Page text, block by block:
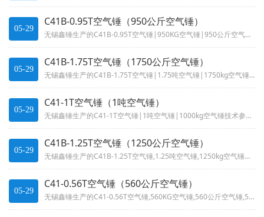
05-29
C41B-0.95T空气锤（950公斤空气锤）
无锡鑫锤生产的C41B-0.95T空气锤|950KG空气锤|950公斤空气锤技术参数噪声低、结构合理、操作方便,打击能量...
05-29
C41B-1.75T空气锤（1750公斤空气锤）
无锡鑫锤生产的C41B-1.75T空气锤|1.75吨空气锤|1750kg空气锤技术参数噪声低、结构合理、操作方便,打击能...
05-29
C41-1T空气锤（1吨空气锤）
无锡鑫锤生产的C41-1T空气锤|1吨空气锤|1000kg空气锤技术参数-空气锤噪声低、结构合理、操作方便,打击能量27...
05-29
C41B-1.25T空气锤（1250公斤空气锤）
无锡鑫锤生产的C41B-1.25T空气锤,1.25吨空气锤,1250kg空气锤技术参数噪声低、结构合理、操作方便,打击能...
05-29
C41-0.56T空气锤（560公斤空气锤）
无锡鑫锤生产的C41-0.56T空气锤,560KG空气锤,560公斤空气锤,560千克空气锤技术参数噪声低、结构合理、操...